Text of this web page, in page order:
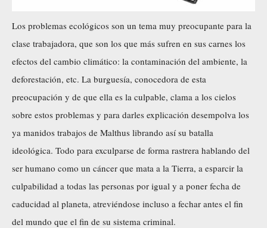
Los problemas ecológicos son un tema muy preocupante para la
clase trabajadora, que son los que más sufren en sus carnes los
efectos del cambio climático: la contaminación del ambiente, la
deforestación, etc. La burguesía, conocedora de esta
preocupación y de que ella es la culpable, clama a los cielos
sobre estos problemas y para darles explicación desempolva los
ya manidos trabajos de Malthus librando así su batalla
ideológica. Todo para exculparse de forma rastrera hablando del
ser humano como un cáncer que mata a la Tierra, a esparcir la
culpabilidad a todas las personas por igual y a poner fecha de
caducidad al planeta, atreviéndose incluso a fechar antes el fin
del mundo que el fin de su sistema criminal.